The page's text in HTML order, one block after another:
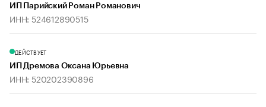
ИП Парийский Роман Романович
ИНН: 524612890515
ДЕЙСТВУЕТ
ИП Дремова Оксана Юрьевна
ИНН: 520202390896